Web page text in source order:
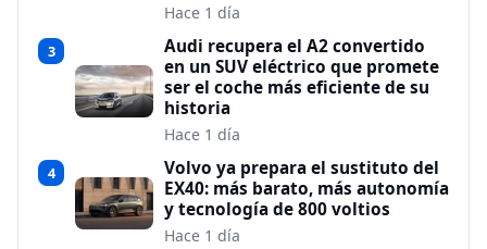
Hace 1 día
3
Audi recupera el A2 convertido
en un SUV eléctrico que promete
ser el coche más eficiente de su
historia
Hace 1 día
4
Volvo ya prepara el sustituto del
EX40: más barato, más autonomía
y tecnología de 800 voltios
Hace 1 día